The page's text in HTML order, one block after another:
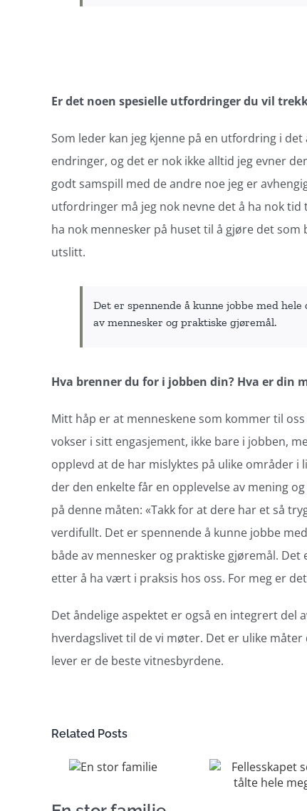
Er det noen spesielle utfordringer du vil
Som leder kan jeg kjenne på en utfordring i
endringer, og det er nok ikke alltid jeg evner
godt samspill med de andre noe jeg er
utfordringer må jeg nok nevne det å ha nok
ha nok mennesker på huset til å gjøre det
utslitt.
Det er spennende å kunne jobbe med
av mennesker og praktiske gjøremål.
Hva brenner du for i jobben din? Hva er din
Mitt håp er at menneskene som kommer til
vokser i sitt engasjement, ikke bare i jobben,
opplevd at de har mislyktes på ulike områder
der den enkelte får en opplevelse av mening
på denne måten: «Takk for at dere har et så
verdifullt. Det er spennende å kunne jobbe
både av mennesker og praktiske gjøremål.
etter å ha vært i praksis hos oss. For meg er
Det åndelige aspektet er også en integrert del
hverdagslivet til de vi møter. Det er ulike
lever er de beste vitnesbyrdene.
Related Posts